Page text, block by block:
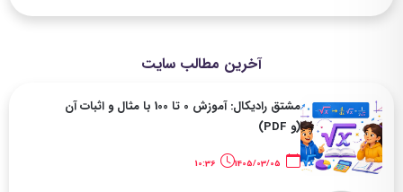
آخرین مطالب سایت
مشتق رادیکال: آموزش 0 تا 100 با مثال و اثبات آن
(و PDF)
10:36